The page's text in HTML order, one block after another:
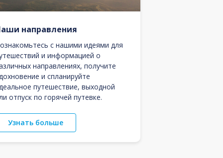
направления
с нашими идеями для
и информацией о
направлениях, получите
и спланируйте
путешествие, выходной
отпуск по горячей путевке.
Узнать больше